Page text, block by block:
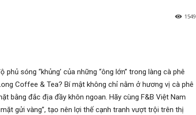
1549
sóng “khủng’ của những “ông lớn” trong làng cà phê
Coffee & Tea? Bí mật không chỉ nằm ở hương vị cà phê
bằng đắc địa đầy khôn ngoan. Hãy cùng F&B Việt Nam
gửi vàng”, tạo nên lợi thế cạnh tranh vượt trội trên thị